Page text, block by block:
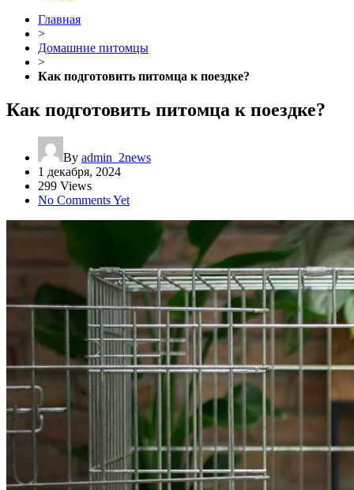
Главная
>
Домашние питомцы
>
Как подготовить питомца к поездке?
Как подготовить питомца к поездке?
By admin_2news
1 декабря, 2024
299 Views
No Comments Yet